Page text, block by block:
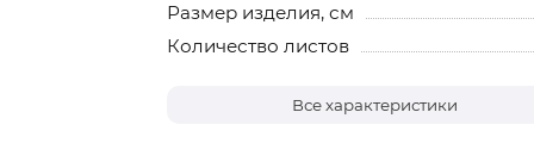
Размер изделия, см
Количество листов
Все характеристики